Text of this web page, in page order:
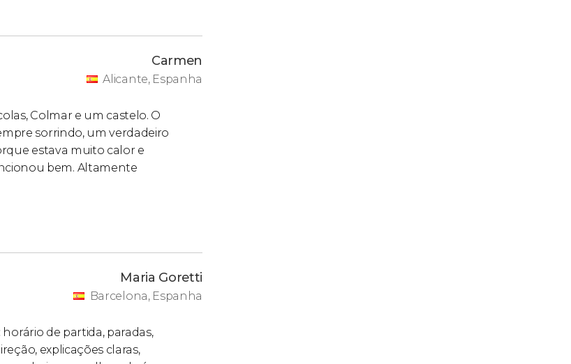
Carmen
Alicante, Espanha
Colmar e um castelo. O
sorrindo, um verdadeiro
estava muito calor e
bem. Altamente
Maria Goretti
Barcelona, Espanha
de partida, paradas,
explicações claras,